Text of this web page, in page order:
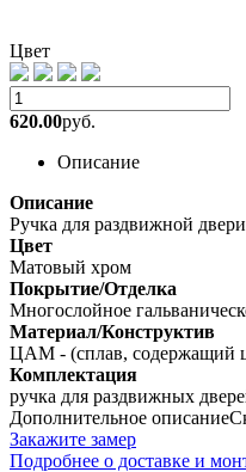
Цвет
620.00руб.
Описание
Описание
Ручка для раздвижной
Цвет
Матовый хром
Покрытие/Отделка
Многослойное
Материал/Конструктив
ЦАМ - (сплав, содержащий
Комплектация
ручка для раздвижных
Дополнительное описание
Закажите замер
Подробнее о доставке и